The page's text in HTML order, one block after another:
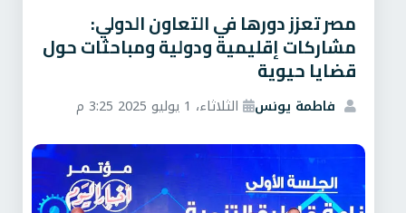
مصر تعزز دورها في التعاون الدولي:
مشاركات إقليمية ودولية ومباحثات حول
قضايا حيوية
فاطمة يونس الثلاثاء، 1 يوليو 2025 3:25 م